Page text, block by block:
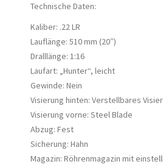
Technische Daten:
Kaliber: .22 LR
Lauflänge: 510 mm (20″)
Dralllänge: 1:16
Laufart: „Hunter“, leicht
Gewinde: Nein
Visierung hinten: Verstellbares Visier
Visierung vorne: Steel Blade
Abzug: Fest
Sicherung: Hahn
Magazin: Röhrenmagazin mit